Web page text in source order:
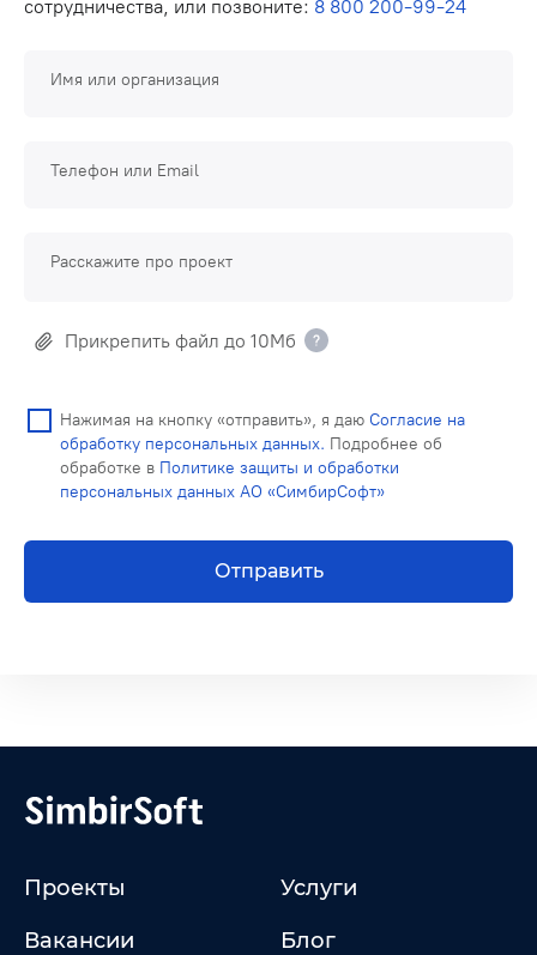
сотрудничества, или позвоните: 8 800 200-99-24
Имя или организация
Телефон или Email
Расскажите про проект
Прикрепить файл до 10Мб
Нажимая на кнопку «отправить», я даю Согласие на
обработку персональных данных. Подробнее об
обработке в Политике защиты и обработки
персональных данных АО «СимбирСофт»
Отправить
Проекты
Услуги
Вакансии
Блог